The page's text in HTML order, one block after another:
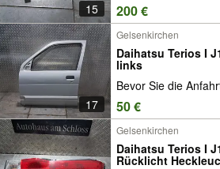
15 200 €
17
Gelsenkirchen
Daihatsu Terios I
links
Bevor Sie die
50 €
Gelsenkirchen
Daihatsu Terios I
Rücklicht